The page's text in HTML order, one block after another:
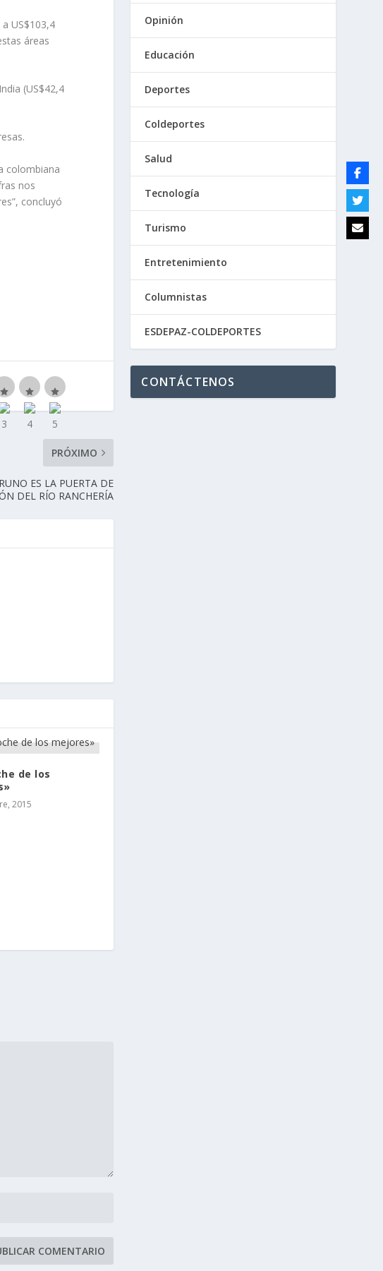
US$103,4
áreas
(US$42,4
colombiana
nos
concluyó
PRÓXIMO
ES LA PUERTA DE
DEL RÍO RANCHERÍA
de los
2015
Opinión
Educación
Deportes
Coldeportes
Salud
Tecnología
Turismo
Entretenimiento
Columnistas
ESDEPAZ-COLDEPORTES
CONTÁCTENOS